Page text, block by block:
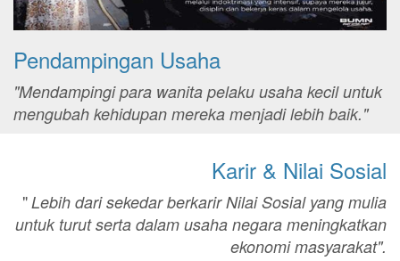
Pendampingan Usaha
"Mendampingi para wanita pelaku usaha kecil untuk
mengubah kehidupan mereka menjadi lebih baik."
Karir & Nilai Sosial
"Lebih dari sekedar berkarir Nilai Sosial yang mulia
untuk turut serta dalam usaha negara meningkatkan
ekonomi masyarakat".